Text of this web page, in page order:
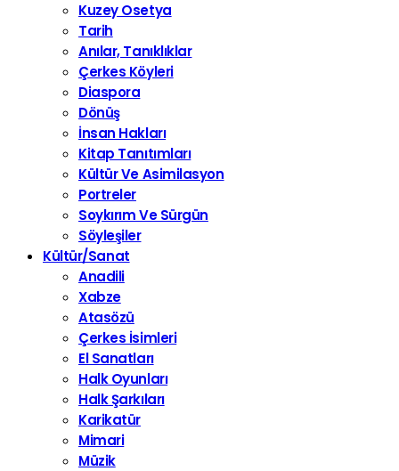
Kuzey Osetya
Tarih
Anılar, Tanıklıklar
Çerkes Köyleri
Diaspora
Dönüş
İnsan Hakları
Kitap Tanıtımları
Kültür Ve Asimilasyon
Portreler
Soykırım Ve Sürgün
Söyleşiler
Kültür/Sanat
Anadili
Xabze
Atasözü
Çerkes İsimleri
El Sanatları
Halk Oyunları
Halk Şarkıları
Karikatür
Mimari
Müzik